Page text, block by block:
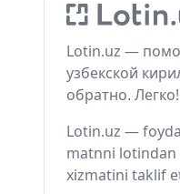
Lotin.uz —
узбекской
обратно. Легко!
Lotin.uz —
matnni lotindan
xizmatini taklif